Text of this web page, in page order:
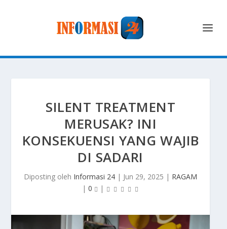
SILENT TREATMENT
MERUSAK? INI
KONSEKUENSI YANG WAJIB
DI SADARI
Diposting oleh Informasi 24 | Jun 29, 2025 | RAGAM
| 0 |